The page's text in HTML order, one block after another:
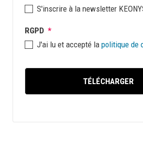
S'inscrire à la newsletter
RGPD *
J'ai lu et accepté la politique de